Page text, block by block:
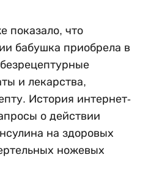
показало, что
бабушка приобрела в
и лекарства,
История интернет-
о действии
на здоровых
ножевых